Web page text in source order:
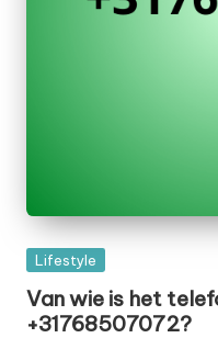
Geplaatst
Lifestyle
Van wie is het
+31768507072?